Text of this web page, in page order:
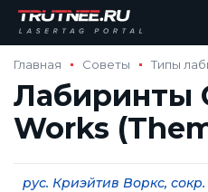
Главная Советы Типы
Лабиринты
Works
рус. Криэйтив Воркс, сокр.